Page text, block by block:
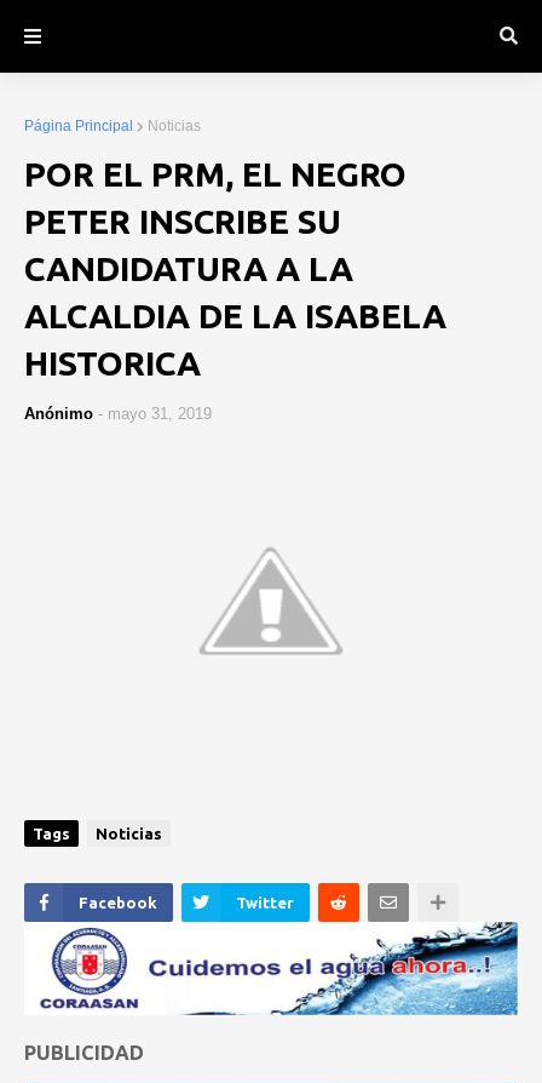
Página Principal Noticias
POR EL PRM, EL NEGRO
PETER INSCRIBE SU
CANDIDATURA A LA
ALCALDIA DE LA ISABELA
HISTORICA
Anónimo - mayo 31, 2019
Tags Noticias
Facebook Twitter
PUBLICIDAD